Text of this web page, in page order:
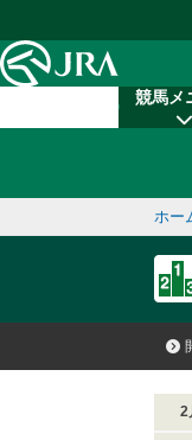
競馬メ
ホー
2